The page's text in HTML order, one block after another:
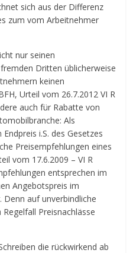
sich aus der Differenz
zum vom Arbeitnehmer
nur seinen
Dritten üblicherweise
keinen
Urteil vom 26.7.2012 VI R
auch für Rabatte von
Als
i.S. des Gesetzes
Preisempfehlungen eines
vom 17.6.2009 – VI R
entsprechen im
Angebotspreis im
Denn auf unverbindliche
Preisnachlässe
die rückwirkend ab